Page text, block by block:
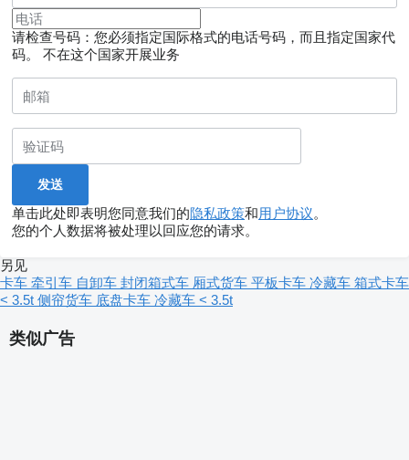
请检查号码：您必须指定国际格式的电话号码，而且指定国家代
码。
不在这个国家开展业务
单击此处即表明您同意我们的隐私政策和用户协议。
您的个人数据将被处理以回应您的请求。
类似广告
另见
卡车 牵引车 自卸车 封闭箱式车 厢式货车 平板卡车 冷藏车 箱式卡车
< 3.5t 侧帘货车 底盘卡车 冷藏车 < 3.5t